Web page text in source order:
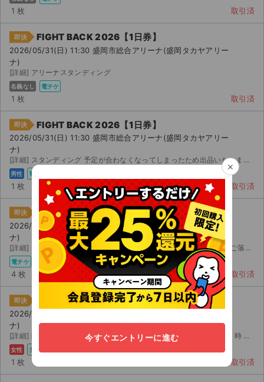
1 枚 取引済
即決 FIGHT BACK 2026【1日券】
2026/05/31(日) 11:30 盛岡市総合アリーナ(盛岡タカヤアリー
ナ)
[詳細] アリーナスタンディング
名義なし 電チケ
1 枚 取引済
即決 FIGHT BACK 2026【1日券】
2026/05/31(日) 11:30 盛岡市総合アリーナ(盛岡タカヤアリー
ナ)
[詳細] スタンディング 予定が合わなくなってしまったため出品いたします。 先行で当選したチケットです。...
男性 電チケ
1 枚 取引済
即決 FIGHT BACK 2026【1日券】
2026/05/31(日) 11:30 盛岡市総合アリーナ(盛岡タカヤアリー
ナ)
[詳細] スタンディング一般 イープラスアプリにて分配いたします。 ご落札後にメールアドレスのご提示お願...
電チケ
4 枚 取引済
即決 FIGHT BACK 2026【1日券】
2026/05/31(日) 11:30 盛岡市総合アリーナ(盛岡タカヤアリー
ナ)
[詳細] 階アリーナスタンディング 重複したためお譲りします。 月 日 時 開始後に分配いたします。
女性 主催者
1 枚 取引済
×
今すぐエントリーに進む